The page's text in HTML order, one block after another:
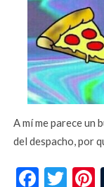
A mí me parece un
del despacho, por